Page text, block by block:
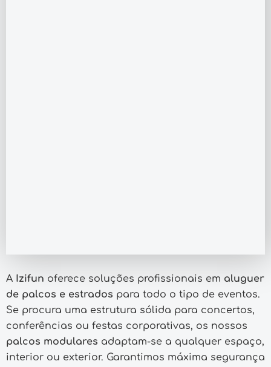
A Izifun oferece soluções profissionais em aluguer
de palcos e estrados para todo o tipo de eventos.
Se procura uma estrutura sólida para concertos,
conferências ou festas corporativas, os nossos
palcos modulares adaptam-se a qualquer espaço,
interior ou exterior. Garantimos máxima segurança